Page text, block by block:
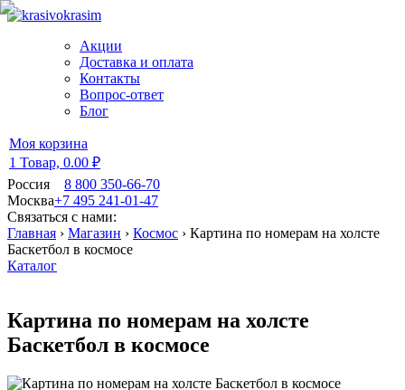
Акции
Доставка и оплата
Контакты
Вопрос-ответ
Блог
Моя корзина
1 Товар, 0.00 ₽
Россия
8 800 350-66-70
Москва+7 495 241-01-47
Связаться с нами:
Главная › Магазин › Космос › Картина по номерам на холсте
Баскетбол в космосе
Каталог
Картина по номерам на холсте
Баскетбол в космосе